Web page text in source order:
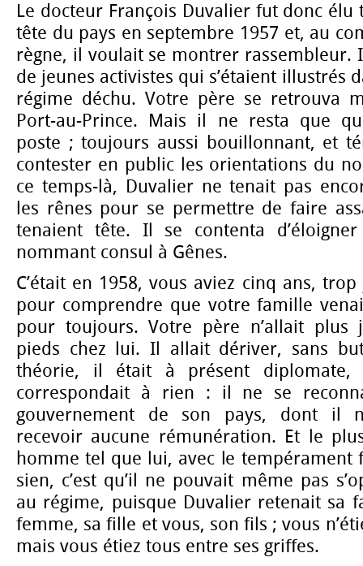
Le docteur François Duvalier fut donc
tête du pays en septembre 1957 et, au
règne, il voulait se montrer rassembleur.
de jeunes activistes qui s’étaient illustrés
régime déchu. Votre père se retrouva
Port-au-Prince. Mais il ne resta que
poste ; toujours aussi bouillonnant, et
contester en public les orientations du
ce temps-là, Duvalier ne tenait pas
les rênes pour se permettre de faire
tenaient tête. Il se contenta
nommant consul à Gênes.
C’était en 1958, vous aviez cinq ans,
pour comprendre que votre famille
pour toujours. Votre père n’allait plus
pieds chez lui. Il allait dériver, sans
théorie, il était à présent
correspondait à rien : il ne se
gouvernement de son pays, dont il
recevoir aucune rémunération. Et le
homme tel que lui, avec le tempérament
sien, c’est qu’il ne pouvait même pas
au régime, puisque Duvalier retenait sa
femme, sa fille et vous, son fils ; vous
mais vous étiez tous entre ses griffes.